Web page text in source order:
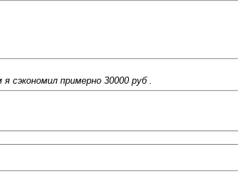
сэкономил примерно 30000 руб .